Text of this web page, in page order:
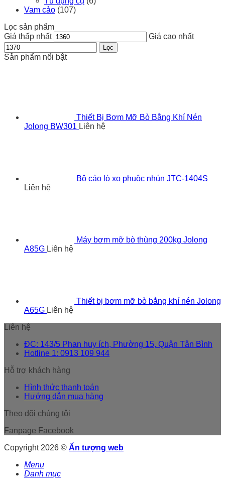
Vam cảo (107)
Lọc sản phẩm
Giá thấp nhất
Giá cao nhất
Lọc
Sản phẩm nổi bật
Thiết Bị Bơm Mỡ Bò Bằng Khí Nén
Jolong BW301 Liên hệ
Bộ cảo lò xo phuộc nhún JTC-1404S
Liên hệ
Máy bơm mỡ bò thùng 200kg Jolong
A85G Liên hệ
Thiết bị bơm mỡ bò bằng khí nén Jolong
A65G Liên hệ
Liên hệ
ĐC: 143/5 Phan huy ích, Phường 15, Quận Tân Bình
Hotline 1: 0913 109 944
Hỗ trợ khách hàng
Hình thức thanh toán
Hướng dẫn mua hàng
Theo dõi chúng tôi
Fanpage Facebook
Copyright 2026 © Ấn tượng web
Menu
Danh mục